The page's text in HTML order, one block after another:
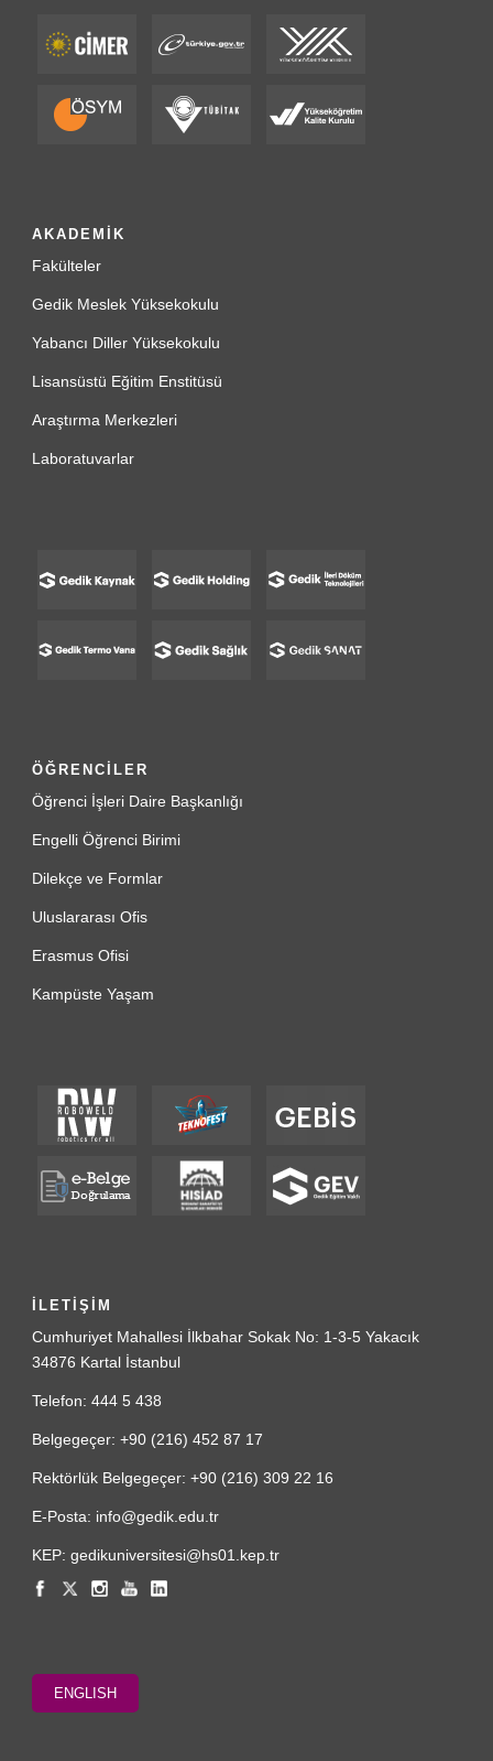
AKADEMİK
Fakülteler
Gedik Meslek Yüksekokulu
Yabancı Diller Yüksekokulu
Lisansüstü Eğitim Enstitüsü
Araştırma Merkezleri
Laboratuvarlar
ÖĞRENCİLER
Öğrenci İşleri Daire Başkanlığı
Engelli Öğrenci Birimi
Dilekçe ve Formlar
Uluslararası Ofis
Erasmus Ofisi
Kampüste Yaşam
İLETİŞİM
Cumhuriyet Mahallesi İlkbahar Sokak No: 1-3-5 Yakacık
34876 Kartal İstanbul
Telefon: 444 5 438
Belgegeçer: +90 (216) 452 87 17
Rektörlük Belgegeçer: +90 (216) 309 22 16
E-Posta: info@gedik.edu.tr
KEP: gedikuniversitesi@hs01.kep.tr
ENGLISH